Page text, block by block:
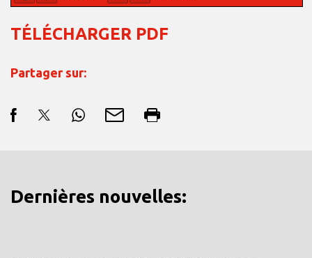
TÉLÉCHARGER PDF
Partager sur:
Dernières nouvelles: